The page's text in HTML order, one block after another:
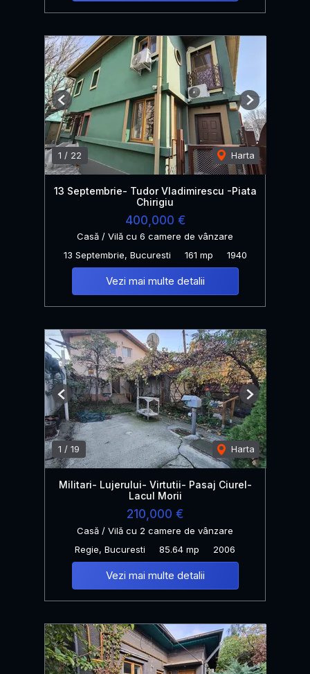
1 / 22 Harta
Previous Next
13 Septembrie- Tudor Vladimirescu -Piata
Chirigiu
400,000 €
Casă / Vilă cu 6 camere de vânzare
13 Septembrie, Bucuresti
161 mp 1940
Vezi mai multe detalii
1 / 19 Harta
Previous Next
Militari- Lujerului- Virtutii- Pasaj Ciurel-
Lacul Morii
210,000 €
Casă / Vilă cu 2 camere de vânzare
Regie, Bucuresti
85.64 mp 2006
Vezi mai multe detalii